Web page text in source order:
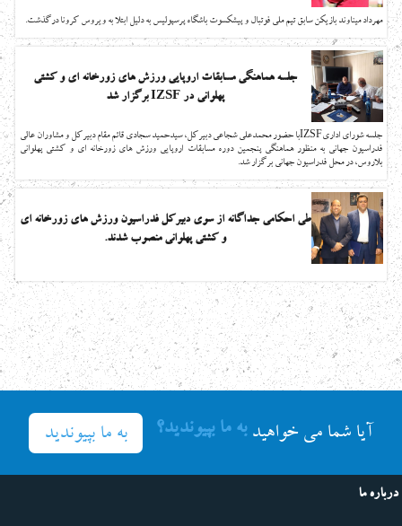
مهرداد میناوند بازيكن سابق تیم ملی فوتبال و پیشکسوت باشگاه پرسپولیس به دلیل ابتلا به ويروس کرونا درگذشت.
جلسه هماهنگی مسابقات اروپایی ورزش های زورخانه ای و کشتی
پهلوانی در IZSF برگزار شد
جلسه شورای اداریIZSFبا حضور محمدعلی شجاعی دبیرکل، سیدحمید سجادی قائم مقام دبیرکل و مشاوران عالی
فدراسیون جهانی به منظور هماهنگی پنجمین دوره مسابقات اروپایی ورزش های زورخانه ای و کشتی پهلوانی
بلاروس، در محل فدراسیون جهانی برگزار شد.
طی احکامی جداگانه از سوی دبیرکل فدراسیون ورزش های زورخانه ای
و کشتی پهلوانی منصوب شدند.
آیا شما می خواهیدبه ما بپیوندید؟ به ما بپیوندید
درباره ما